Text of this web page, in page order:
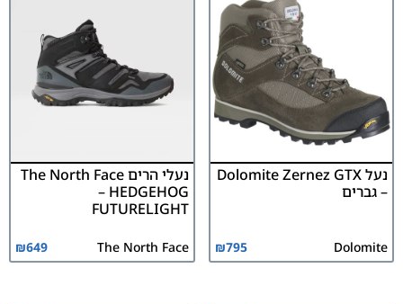
נעל Dolomite Zernez GTX
– גברים
Dolomite
₪795
נעלי הרים The North Face
– HEDGEHOG
FUTURELIGHT
The North Face
₪649